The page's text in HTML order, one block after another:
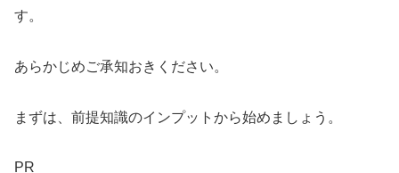
す。
あらかじめご承知おきください。
まずは、前提知識のインプットから始めましょう。
PR